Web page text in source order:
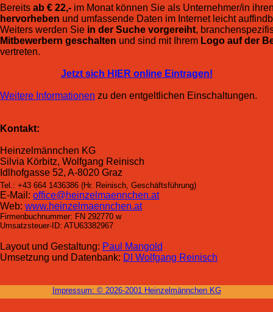
Bereits ab € 22,- im Monat können Sie als Unternehmer/in
hervorheben und umfassende Daten im Internet leicht
Weiters werden Sie in der Suche vorgereiht,
Mitbewerbern geschalten und sind mit Ihrem Logo auf der
vertreten.
Jetzt sich HIER online Eintragen!
Weitere Informationen zu den entgeltlichen Einschaltungen.
Kontakt:
Heinzelmännchen KG
Silvia Körbitz, Wolfgang Reinisch
Idlhofgasse 52, A-8020 Graz
Tel.: +43 664 1436386 (Hr. Reinisch, Geschäftsführung)
E-Mail: office@heinzelmaennchen.at
Web: www.heinzelmaennchen.at
Firmenbuchnummer: FN 292770 w
Umsatzsteuer-ID: ATU63382967
Layout und Gestaltung: Paul Mangold
Umsetzung und Datenbank: DI Wolfgang Reinisch
Impressum: © 2026-2001 Heinzel­männchen KG